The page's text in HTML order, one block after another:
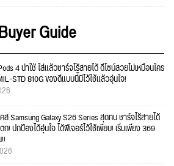
Guide
4 น่าใช้ ใส่แล้วชาร์จไร้สายได้ ดีไซน์สวยไม่เหมือนใคร
STD 810G ของดีแบบนี้มีไว้ใช้แล้วอุ่นใจ!
ส Samsung Galaxy S26 Series สุดทน ชาร์จไร้สายได้
! ปกป้องได้อุ่นใจ ได้ฟีเจอร์ไว้ใช้เพียบ! เริ่มเพียง 369